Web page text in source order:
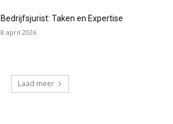
Bedrijfsjurist: Taken en Expertise
8 april 2026
Laad meer